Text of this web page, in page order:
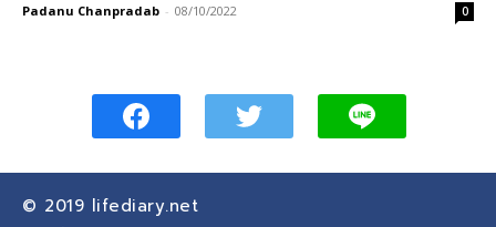
Padanu Chanpradab - 08/10/2022 0
© 2019 lifediary.net